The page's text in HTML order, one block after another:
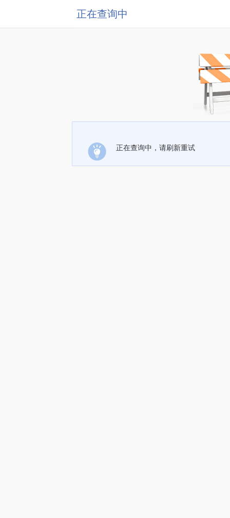
正在查询中
正在查询中，请刷新重试